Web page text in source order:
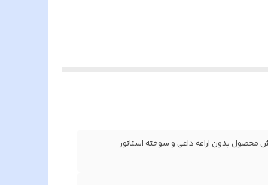
محصول بدون اراعه داغی و سوخته استاتور